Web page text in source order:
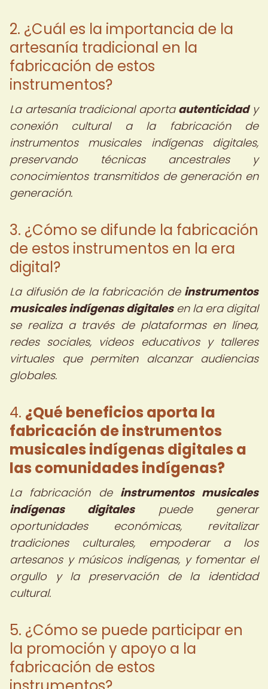
2. ¿Cuál es la importancia de la
artesanía tradicional en la
fabricación de estos
instrumentos?
La artesanía tradicional aporta autenticidady
conexión cultural a la fabricación de
instrumentos musicales indígenas digitales,
preservando técnicas ancestrales y
conocimientos transmitidos de generación en
generación.
3. ¿Cómo se difunde la fabricación
de estos instrumentos en la era
digital?
La difusión de la fabricación de instrumentos
musicales indígenas digitalesen la era digital
se realiza a través de plataformas en línea,
redes sociales, videos educativos y talleres
virtuales que permiten alcanzar audiencias
globales.
4. ¿Qué beneficios aporta la
fabricación de instrumentos
musicales indígenas digitales a
las comunidades indígenas?
La fabricación de instrumentos musicales
indígenas digitalespuede generar
oportunidades económicas, revitalizar
tradiciones culturales, empoderar a los
artesanos y músicos indígenas, y fomentar el
orgullo y la preservación de la identidad
cultural.
5. ¿Cómo se puede participar en
la promoción y apoyo a la
fabricación de estos